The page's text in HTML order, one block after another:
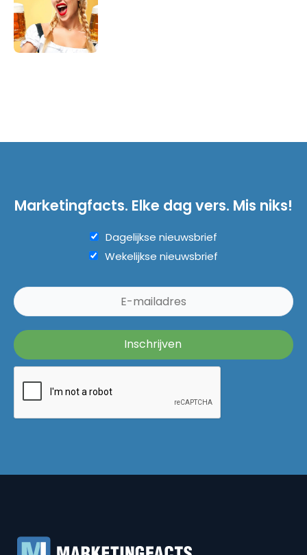
Marketingfacts. Elke dag vers. Mis niks!
Dagelijkse nieuwsbrief
Wekelijkse nieuwsbrief